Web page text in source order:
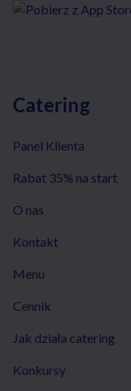
Catering
Panel Klienta
Rabat 35% na start
O nas
Kontakt
Menu
Cennik
Jak działa catering
Konkursy